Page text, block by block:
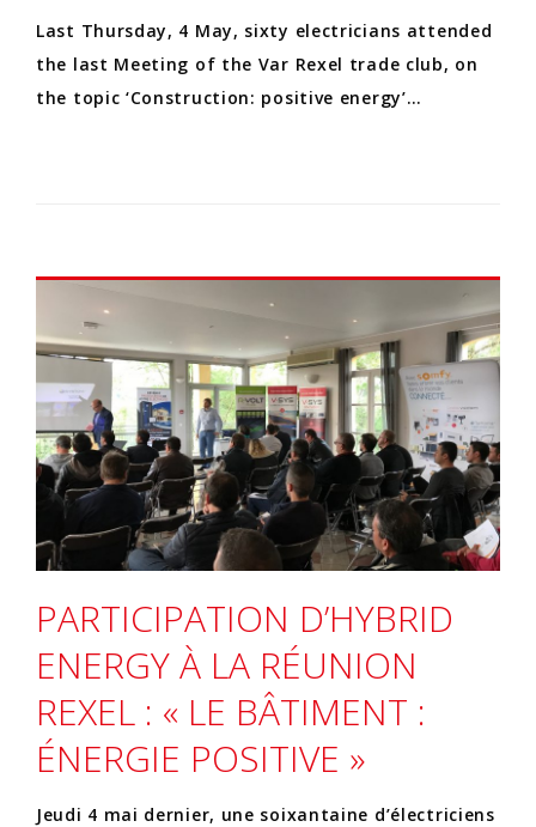
Last Thursday, 4 May, sixty electricians attended
the last Meeting of the Var Rexel trade club, on
the topic ‘Construction: positive energy’…
PARTICIPATION D’HYBRID
ENERGY À LA RÉUNION
REXEL : « LE BÂTIMENT :
ÉNERGIE POSITIVE »
Jeudi 4 mai dernier, une soixantaine d’électriciens